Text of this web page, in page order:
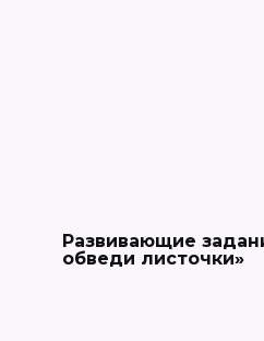
Развивающие
обведи листочки»